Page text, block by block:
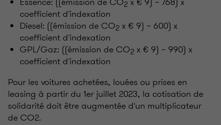
2
coefficient d'indexation
Diesel: ((émission de CO2 x € 9) – 600) x
coefficient d'indexation
GPL/Gaz: ((émission de CO2 x € 9) – 990) x
coefficient d'indexation
Pour les voitures achetées, louées ou prises en
leasing à partir du 1er juillet 2023, la cotisation de
solidarité doit être augmentée d'un multiplicateur
de CO2.